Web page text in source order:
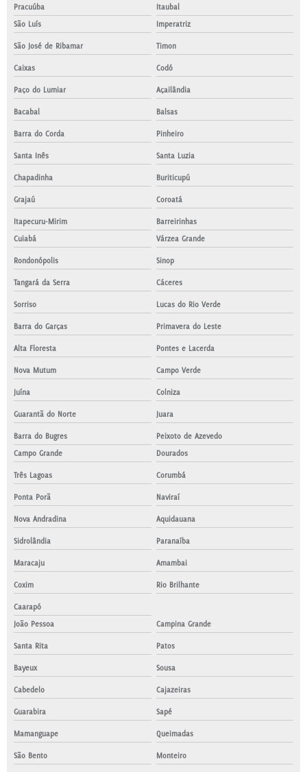
Pracuúba
Itaubal
São Luís
Imperatriz
São José de Ribamar Timon
Caixas Codó
Paço do Lumiar Açailândia
Bacabal Balsas
Barra do Corda Pinheiro
Santa Inês Santa Luzia
Chapadinha Buriticupú
Grajaú Coroatá
Itapecuru-Mirim
Barreirinhas
Cuiabá
Várzea Grande
Rondonópolis Sinop
Tangará da Serra Cáceres
Sorriso Lucas do Rio Verde
Barra do Garças Primavera do Leste
Alta Floresta Pontes e Lacerda
Nova Mutum Campo Verde
Juína Colniza
Guarantã do Norte Juara
Barra do Bugres
Peixoto de Azevedo
Campo Grande
Dourados
Três Lagoas Corumbá
Ponta Porã Naviraí
Nova Andradina Aquidauana
Sidrolândia Paranaíba
Maracaju Amambai
Coxim Rio Brilhante
Caarapó
João Pessoa
Campina Grande
Santa Rita Patos
Bayeux Sousa
Cabedelo Cajazeiras
Guarabira Sapé
Mamanguape Queimadas
São Bento Monteiro